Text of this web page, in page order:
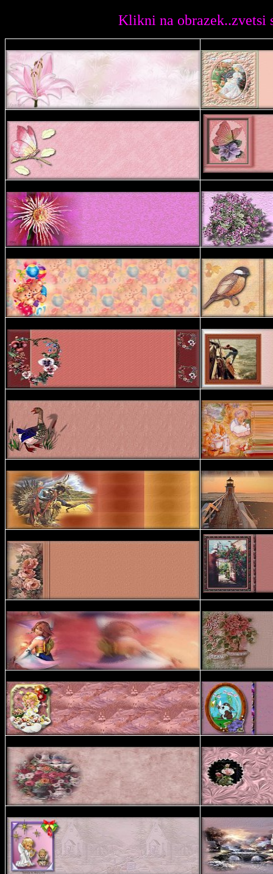
Klikni na obrazek..zvetsi se